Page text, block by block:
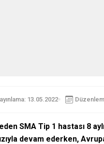
13.05.2022
SMA Tip 1 hastası 8
devam ederken,